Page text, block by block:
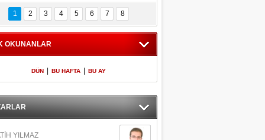
İstanbul
Adaları
600 milletvekilinin
listesi
1 2 3 4 5 6 7 8
OKUNANLAR
DÜN BU HAFTA BU AY
YILMAZ